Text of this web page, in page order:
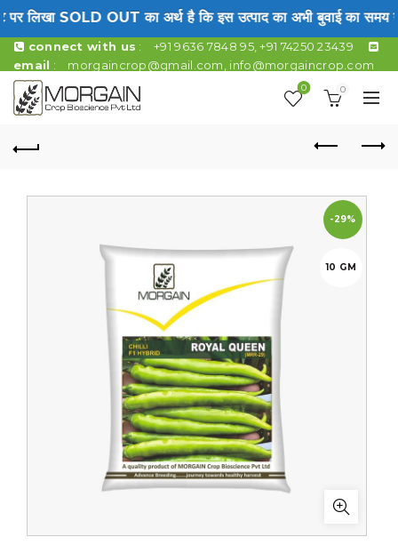
लिखा SOLD OUT का अर्थ है कि इस उत्पाद का अभी बुवाई का समय
connect with us :
+91 9636 7848 95, +91 74250 23439
email : morgaincrop@gmail.com info@morgaincrop.com
0 0
-29%
10 GM